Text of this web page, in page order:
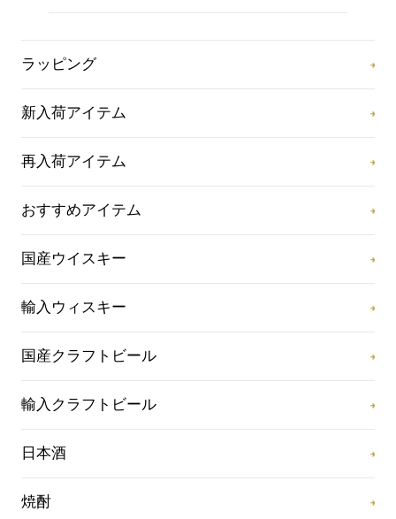
ラッピング
新入荷アイテム
再入荷アイテム
おすすめアイテム
国産ウイスキー
輸入ウィスキー
国産クラフトビール
輸入クラフトビール
日本酒
焼酎